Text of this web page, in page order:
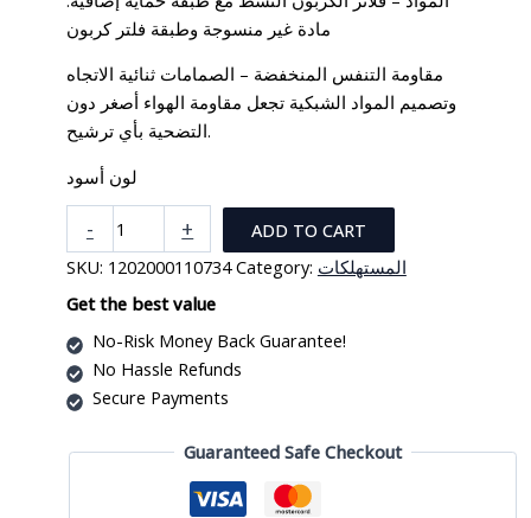
مادة غير منسوجة وطبقة فلتر كربون
مقاومة التنفس المنخفضة – الصمامات ثنائية الاتجاه
وتصميم المواد الشبكية تجعل مقاومة الهواء أصغر دون
التضحية بأي ترشيح.
لون أسود
-
الوجه
KN95
لون
أسود
quantity
+
ADD TO CART
SKU: 1202000110734 Category: المستهلكات
Get the best value
No-Risk Money Back Guarantee!
No Hassle Refunds
Secure Payments
Guaranteed Safe Checkout